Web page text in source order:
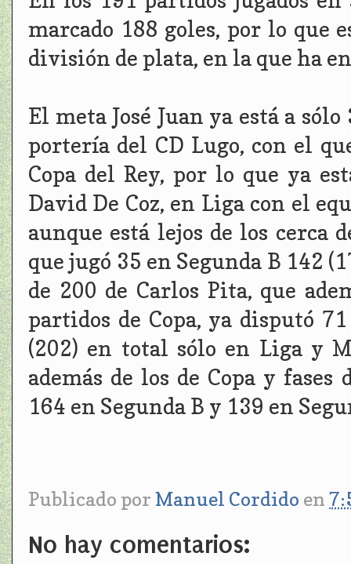
marcado 188 goles, por lo que
división de plata, en la que ha
El meta José Juan ya está a
portería del CD Lugo, con el
Copa del Rey, por lo que ya
David De Coz, en Liga con el
aunque está lejos de los cerca
que jugó 35 en Segunda B 142
de 200 de Carlos Pita, que
partidos de Copa, ya disputó
(202) en total sólo en Liga y
además de los de Copa y
164 en Segunda B y 139 en
Publicado por Manuel Cordido en
No hay comentarios: